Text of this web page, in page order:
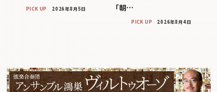
PICK UP 2026年8月5日
「朝…
PICK UP 2026年8月4日